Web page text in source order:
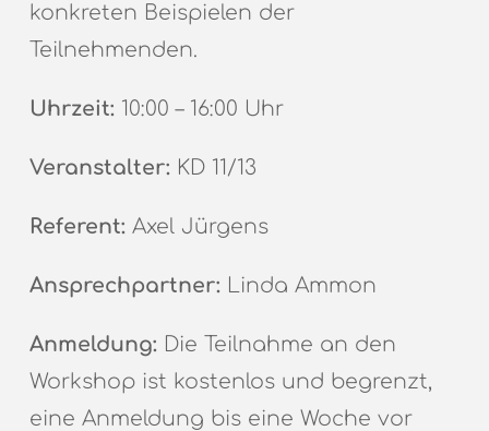
konkreten Beispielen der
Teilnehmenden.
Uhrzeit: 10:00 – 16:00 Uhr
Veranstalter: KD 11/13
Referent: Axel Jürgens
Ansprechpartner: Linda Ammon
Anmeldung: Die Teilnahme an den
Workshop ist kostenlos und begrenzt,
eine Anmeldung bis eine Woche vor